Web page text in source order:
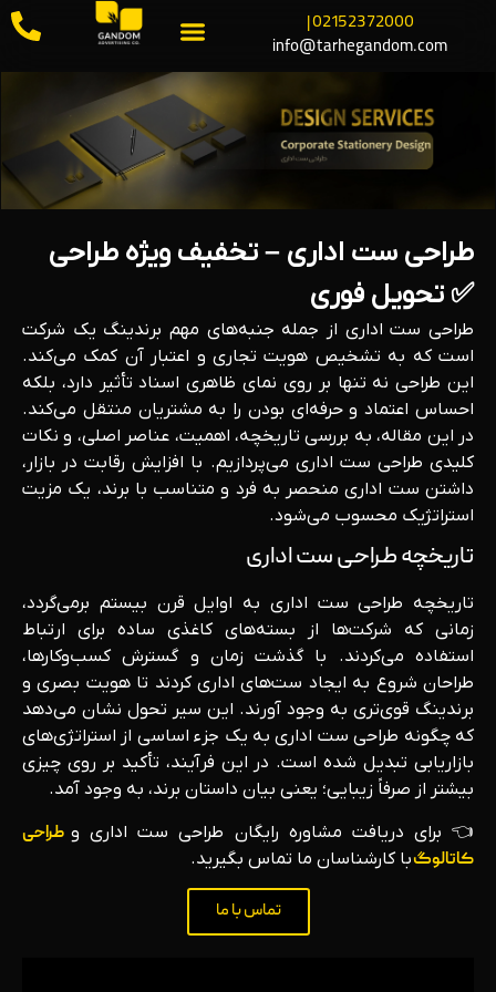
02152372000 |
info@tarhegandom.com
طراحی ست اداری – تخفیف ویژه طراحی
✅ تحویل فوری
طراحی ست اداری از جمله جنبه‌های مهم برندینگ یک شرکت
است که به تشخیص هویت تجاری و اعتبار آن کمک می‌کند.
این طراحی نه تنها بر روی نمای ظاهری اسناد تأثیر دارد، بلکه
احساس اعتماد و حرفه‌ای بودن را به مشتریان منتقل می‌کند.
در این مقاله، به بررسی تاریخچه، اهمیت، عناصر اصلی، و نکات
کلیدی طراحی ست اداری می‌پردازیم. با افزایش رقابت در بازار،
داشتن ست اداری منحصر به فرد و متناسب با برند، یک مزیت
استراتژیک محسوب می‌شود.
تاریخچه طراحی ست اداری
تاریخچه طراحی ست اداری به اوایل قرن بیستم برمی‌گردد،
زمانی که شرکت‌ها از بسته‌های کاغذی ساده برای ارتباط
استفاده می‌کردند. با گذشت زمان و گسترش کسب‌وکارها،
طراحان شروع به ایجاد ست‌های اداری کردند تا هویت بصری و
برندینگ قوی‌تری به وجود آورند. این سیر تحول نشان می‌دهد
که چگونه طراحی ست اداری به یک جزء اساسی از استراتژی‌های
بازاریابی تبدیل شده است. در این فرآیند، تأکید بر روی چیزی
بیشتر از صرفاً زیبایی؛ یعنی بیان داستان برند، به وجود آمد.
👈 برای دریافت مشاوره رایگان طراحی ست اداری و طراحی
کاتالوگبا کارشناسان ما تماس بگیرید.
تماس با ما